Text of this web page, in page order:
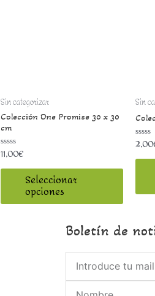
Sin categorizar
Colección One Promise 30 x 30
cm
Valorado
con
0
11,00€
Seleccionar
opciones
Sin
con
0
2,00
Boletín de